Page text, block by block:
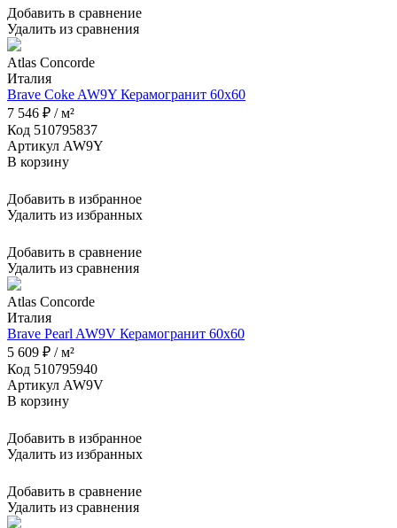
Добавить в сравнение
Удалить из сравнения
Atlas Concorde
Италия
Brave Coke AW9Y Керамогранит 60x60
7 546 ₽ / м²
Код 510795837
Артикул AW9Y
В корзину
Добавить в избранное
Удалить из избранных
Добавить в сравнение
Удалить из сравнения
Atlas Concorde
Италия
Brave Pearl AW9V Керамогранит 60x60
5 609 ₽ / м²
Код 510795940
Артикул AW9V
В корзину
Добавить в избранное
Удалить из избранных
Добавить в сравнение
Удалить из сравнения